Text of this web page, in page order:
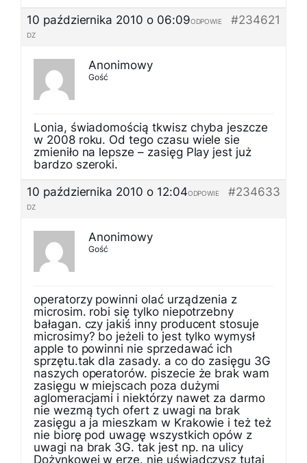
10 października 2010 o 06:09
#234621
ODPOWIE
DZ
Anonimowy
Gość
Lonia, świadomością tkwisz chyba jeszcze
w 2008 roku. Od tego czasu wiele sie
zmieniło na lepsze – zasięg Play jest już
bardzo szeroki.
10 października 2010 o 12:04
#234633
ODPOWIE
DZ
Anonimowy
Gość
operatorzy powinni olać urządzenia z
microsim. robi się tylko niepotrzebny
bałagan. czy jakiś inny producent stosuje
microsimy? bo jeżeli to jest tylko wymysł
apple to powinni nie sprzedawać ich
sprzętu.tak dla zasady. a co do zasięgu 3G
naszych operatorów. piszecie że brak wam
zasięgu w miejscach poza dużymi
aglomeracjami i niektórzy nawet za darmo
nie wezmą tych ofert z uwagi na brak
zasięgu a ja mieszkam w Krakowie i też też
nie biorę pod uwagę wszystkich opów z
uwagi na brak 3G. tak jest np. na ulicy
Dożynkowej w erze. nie uświadczysz tutaj